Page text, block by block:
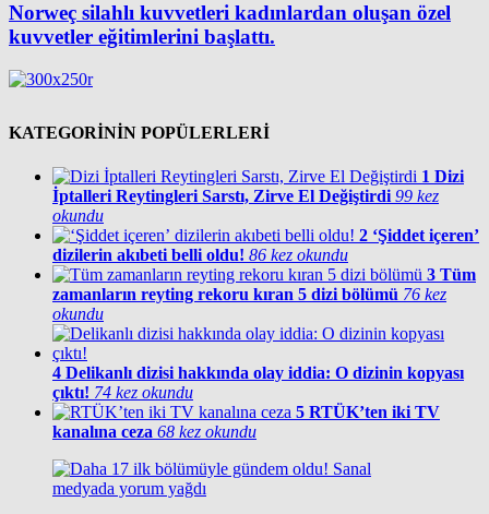
Norweç silahlı kuvvetleri kadınlardan oluşan özel
kuvvetler eğitimlerini başlattı.
KATEGORİNİN POPÜLERLERİ
1 Dizi
İptalleri Reytingleri Sarstı, Zirve El Değiştirdi 99 kez
okundu
2 ‘Şiddet içeren’
dizilerin akıbeti belli oldu! 86 kez okundu
3 Tüm
zamanların reyting rekoru kıran 5 dizi bölümü 76 kez
okundu
4 Delikanlı dizisi hakkında olay iddia: O dizinin kopyası
çıktı! 74 kez okundu
5 RTÜK’ten iki TV
kanalına ceza 68 kez okundu